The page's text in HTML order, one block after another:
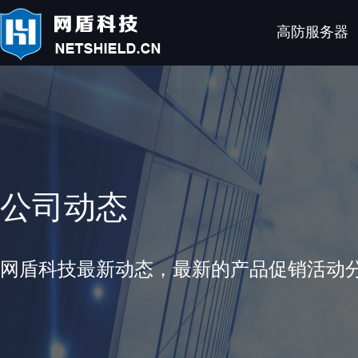
高防服务器
公司动态
网盾科技最新动态，最新的产品促销活